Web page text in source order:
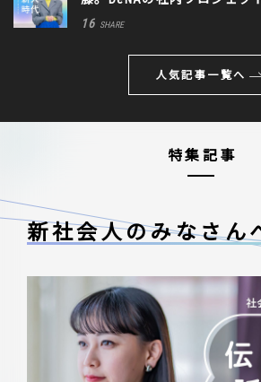
生きる道
16 SHARE
人気記事一覧へ
特集記事
新社会人のみなさん